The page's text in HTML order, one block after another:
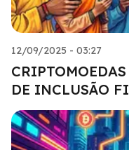
12/09/2025 - 03:27
DE INCLUSÃO